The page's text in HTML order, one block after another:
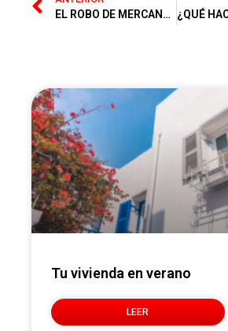
EL ROBO DE MERCANCÍAS Y PREEXISTENCIA
Tu vivienda en verano
LEER